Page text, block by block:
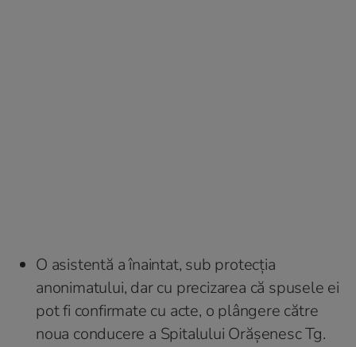
O asistentă a înaintat, sub protecția
anonimatului, dar cu precizarea că spusele ei
pot fi confirmate cu acte, o plângere către
noua conducere a Spitalului Orășenesc Tg.